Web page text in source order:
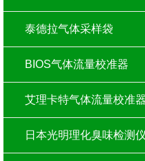
泰德拉气体采样袋
BIOS气体流量校准器
艾理卡特气体流量校准器
日本光明理化臭味检测仪